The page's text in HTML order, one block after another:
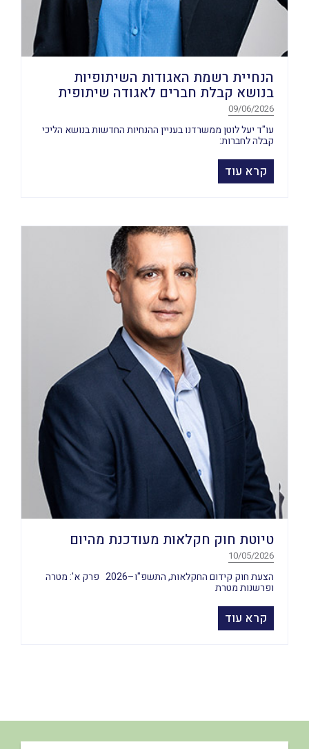
הנחיית רשמת האגודות השיתופיות
בנושא קבלת חברים לאגודה שיתופית
09/06/2026
עו"ד יעל לוטן ממשרדנו בעניין ההנחיות החדשות בנושא הליכי
קבלה לחברות:
קרא עוד
טיוטת חוק חקלאות מעודכנת מהיום
10/05/2026
הצעת חוק קידום החקלאות, התשפ"ו–2026 פרק א': מטרה
ופרשנות מטרת
קרא עוד